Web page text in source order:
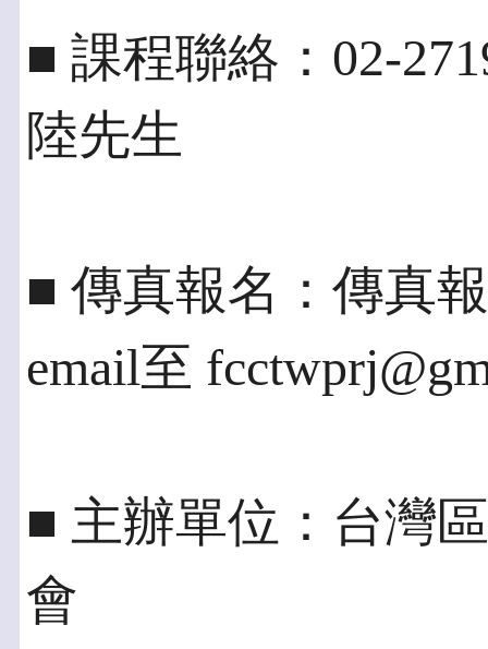
■ 課程聯絡：02-
陸先生
■ 傳真報名：傳真
email至
■ 主辦單位：台灣
會